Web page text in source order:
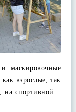
маскировочные
взрослые, так
на спортивной…